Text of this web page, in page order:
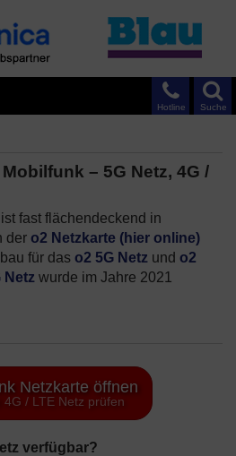
Suche
Hotline
– 5G Netz, 4G /
ist fast flächendeckend in
der o2 Netzkarte (hier online)
für das o2 5G Netz und o2
Netz wurde im Jahre 2021
Netzkarte öffnen
4G / LTE Netz prüfen
verfügbar?